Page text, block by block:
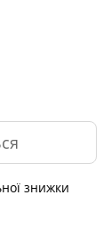
знижки